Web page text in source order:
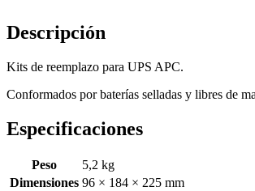
Descripción
Kits de reemplazo para UPS APC.
Conformados por baterías selladas y libres de
Especificaciones
Peso
5,2 kg
Dimensiones 96 × 184 × 225 mm